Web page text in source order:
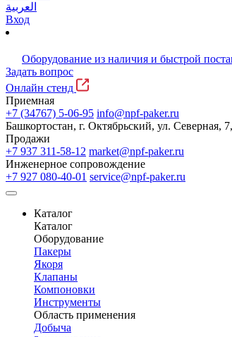
العربية
Вход
Оборудование из наличия и быстрой
Задать вопрос
Онлайн стенд
Приемная
+7 (34767) 5-06-95 info@npf-paker.ru
Башкортостан, г. Октябрьский, ул. Северная,
Продажи
+7 937 311-58-12 market@npf-paker.ru
Инженерное сопровождение
+7 927 080-40-01 service@npf-paker.ru
Каталог
Каталог
Оборудование
Пакеры
Якоря
Клапаны
Компоновки
Инструменты
Область применения
Добыча